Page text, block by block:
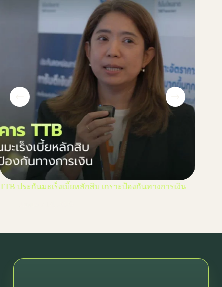
TTB ประกันมะเร็งเบี้ยหลักสิบ เกราะป้องกันทางการเงิน